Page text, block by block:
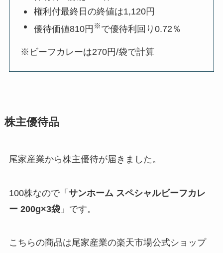
権利付最終日の終値は1,120円
優待価値810円 ※で優待利回り0.72％
※ビーフカレーは270円/袋で計算
株主優待品
尾家産業から株主優待が届きました。
100株なので「 サンホーム スペシャルビーフカレ
ー 200g×3袋」です。
こちらの商品は尾家産業の楽天市場公式ショップ